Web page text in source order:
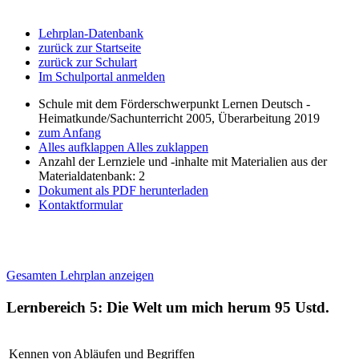
Lehrplan-Datenbank
zurück zur Startseite
zurück zur Schulart
Im Schulportal anmelden
Schule mit dem Förderschwerpunkt Lernen Deutsch -
Heimatkunde/Sachunterricht 2005, Überarbeitung 2019
zum Anfang
Alles aufklappen Alles zuklappen
Anzahl der Lernziele und -inhalte mit Materialien aus der
Materialdatenbank: 2
Dokument als PDF herunterladen
Kontaktformular
Gesamten Lehrplan anzeigen
Lernbereich 5: Die Welt um mich herum 95 Ustd.
Kennen von Abläufen und Begriffen